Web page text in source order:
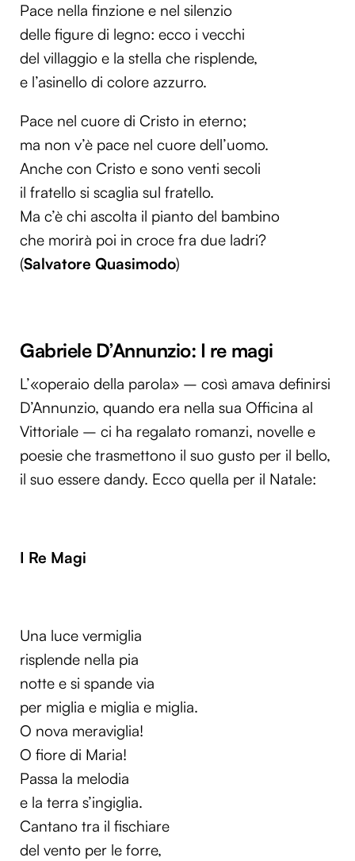
Pace nella finzione e nel silenzio
delle figure di legno: ecco i vecchi
del villaggio e la stella che risplende,
e l’asinello di colore azzurro.
Pace nel cuore di Cristo in eterno;
ma non v’è pace nel cuore dell’uomo.
Anche con Cristo e sono venti secoli
il fratello si scaglia sul fratello.
Ma c’è chi ascolta il pianto del bambino
che morirà poi in croce fra due ladri?
(Salvatore Quasimodo)
Gabriele D’Annunzio: I re magi
L’«operaio della parola» – così amava definirsi
D’Annunzio, quando era nella sua Officina al
Vittoriale – ci ha regalato romanzi, novelle e
poesie che trasmettono il suo gusto per il bello,
il suo essere dandy. Ecco quella per il Natale:
I Re Magi
Una luce vermiglia
risplende nella pia
notte e si spande via
per miglia e miglia e miglia.
O nova meraviglia!
O fiore di Maria!
Passa la melodia
e la terra s’ingiglia.
Cantano tra il fischiare
del vento per le forre,